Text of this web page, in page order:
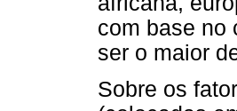
com base no
ser o maior
Sobre os